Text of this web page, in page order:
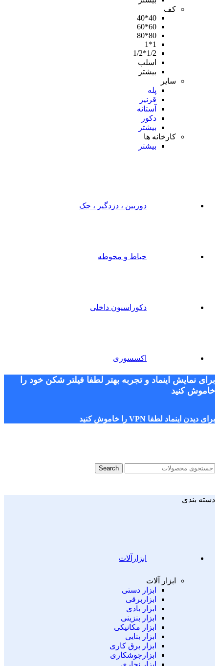
کف
40*40
60*60
80*80
1*1
1/2*1/2
اسلب
بیشتر
سایر
پله
قرنیز
آستانه
دکور
بیشتر
کارخانه ها
بیشتر
دوربین ، دزدگیر ، جک
حیاط و محوطه
دکوراسیون داخلی
اکسسوری
برای نمایش اینماد و تجربه بهتر لطفا فیلتر شکن خود را
خاموش کنید
برای دیدن اینماد لطفا VPN را خاموش کنید
Search
دسته بندی
ابزارآلات
ابزار آلات
ابزار دستی
ابزاربرقی
ابزار بادی
ابزار بنزینی
ابزار مکانیکی
ابزار بنایی
ابزار برق کاری
ابزارجوشکاری